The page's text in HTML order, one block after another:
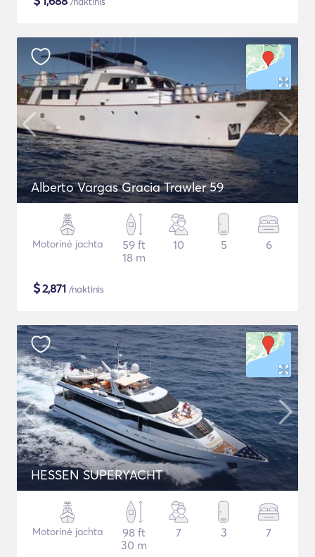
Alberto Vargas Gracia Trawler 59
Motorinė jachta
59 ft
18 m
10 5 6
$2,871 /naktinis
HESSEN SUPERYACHT
Motorinė jachta
98 ft
30 m
7 3 7